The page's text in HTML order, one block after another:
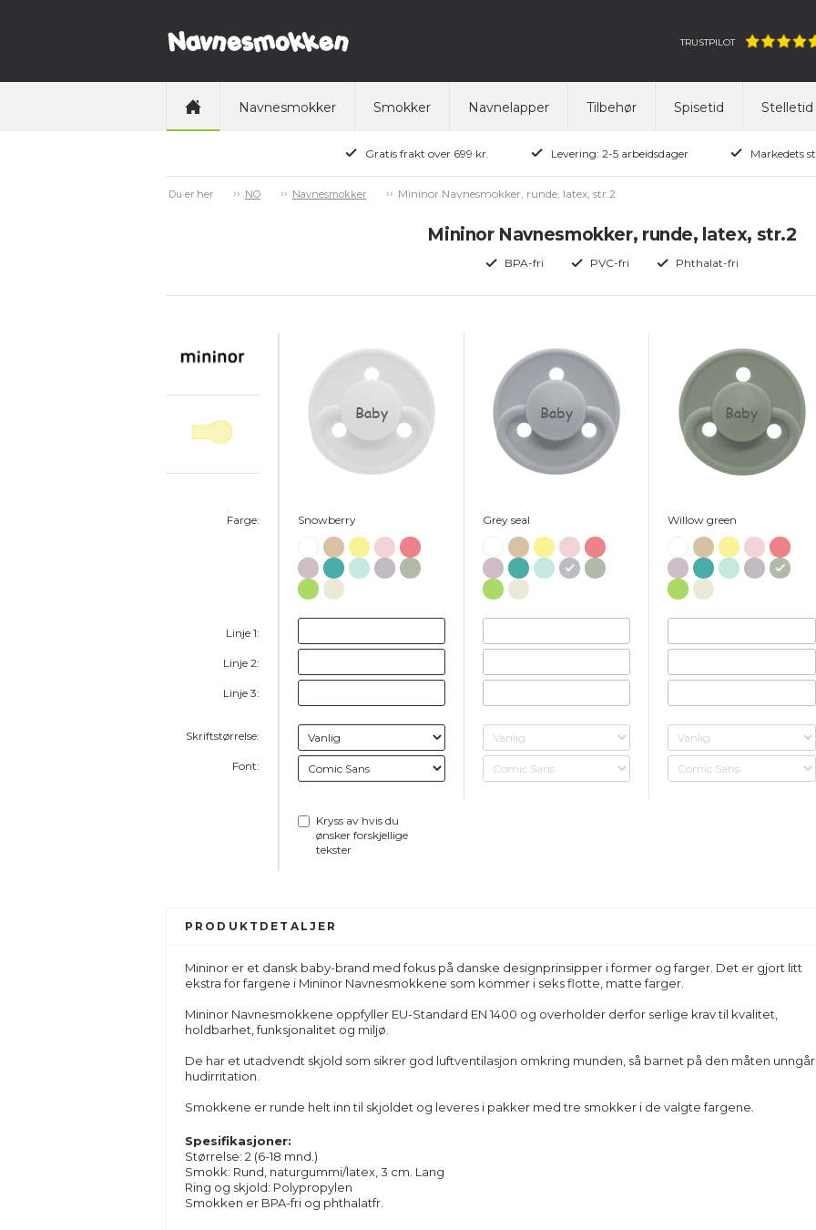
TRUSTPILOT
Navnesmokker Smokker Navnelapper Tilbehør Spisetid Stelletid
Gratis frakt over 699 kr. Levering: 2-5 arbeidsdager Markedets
Du er her NO Navnesmokker Mininor Navnesmokker, runde, latex, str.2
Mininor Navnesmokker, runde, latex, str.2
BPA-fri PVC-fri Phthalat-fri
Farge:
Linje 1:
Linje 2:
Linje 3:
Skriftstørrelse:
Font:
Baby
Snowberry
Kryss av hvis du
ønsker forskjellige
tekster
Baby
Grey seal
Baby
Willow green
PRODUKTDETALJER
Mininor er et dansk baby-brand med fokus på danske designprinsipper i former og farger. Det er gjort litt
ekstra for fargene i Mininor Navnesmokkene som kommer i seks flotte, matte farger.
Mininor Navnesmokkene oppfyller EU-Standard EN 1400 og overholder derfor serlige krav til kvalitet,
holdbarhet, funksjonalitet og miljø.
De har et utadvendt skjold som sikrer god luftventilasjon omkring munden, så barnet på den måten unngår
hudirritation.
Smokkene er runde helt inn til skjoldet og leveres i pakker med tre smokker i de valgte fargene.
Spesifikasjoner:
Størrelse: 2 (6-18 mnd.)
Smokk: Rund, naturgummi/latex, 3 cm. Lang
Ring og skjold: Polypropylen
Smokken er BPA-fri og phthalatfr.